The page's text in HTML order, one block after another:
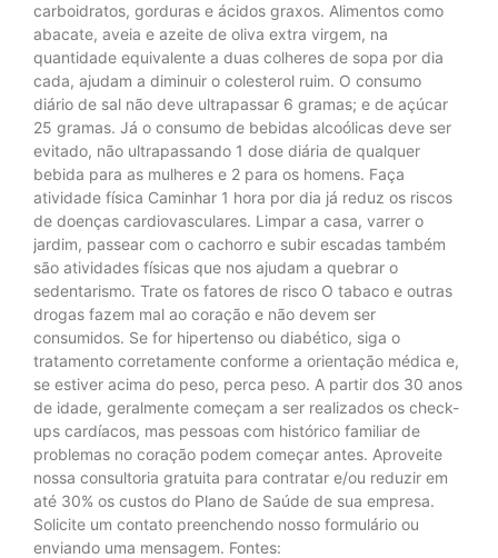
carboidratos, gorduras e ácidos graxos. Alimentos como
abacate, aveia e azeite de oliva extra virgem, na
quantidade equivalente a duas colheres de sopa por dia
cada, ajudam a diminuir o colesterol ruim. O consumo
diário de sal não deve ultrapassar 6 gramas; e de açúcar
25 gramas. Já o consumo de bebidas alcoólicas deve ser
evitado, não ultrapassando 1 dose diária de qualquer
bebida para as mulheres e 2 para os homens. Faça
atividade física Caminhar 1 hora por dia já reduz os riscos
de doenças cardiovasculares. Limpar a casa, varrer o
jardim, passear com o cachorro e subir escadas também
são atividades físicas que nos ajudam a quebrar o
sedentarismo. Trate os fatores de risco O tabaco e outras
drogas fazem mal ao coração e não devem ser
consumidos. Se for hipertenso ou diabético, siga o
tratamento corretamente conforme a orientação médica e,
se estiver acima do peso, perca peso. A partir dos 30 anos
de idade, geralmente começam a ser realizados os check-
ups cardíacos, mas pessoas com histórico familiar de
problemas no coração podem começar antes. Aproveite
nossa consultoria gratuita para contratar e/ou reduzir em
até 30% os custos do Plano de Saúde de sua empresa.
Solicite um contato preenchendo nosso formulário ou
enviando uma mensagem. Fontes: